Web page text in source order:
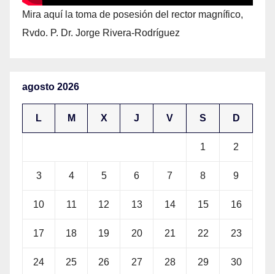
Mira aquí la toma de posesión del rector magnífico,
Rvdo. P. Dr. Jorge Rivera-Rodríguez
agosto 2026
L M X J V S D
1 2
3 4 5 6 7 8 9
10 11 12 13 14 15 16
17 18 19 20 21 22 23
24 25 26 27 28 29 30